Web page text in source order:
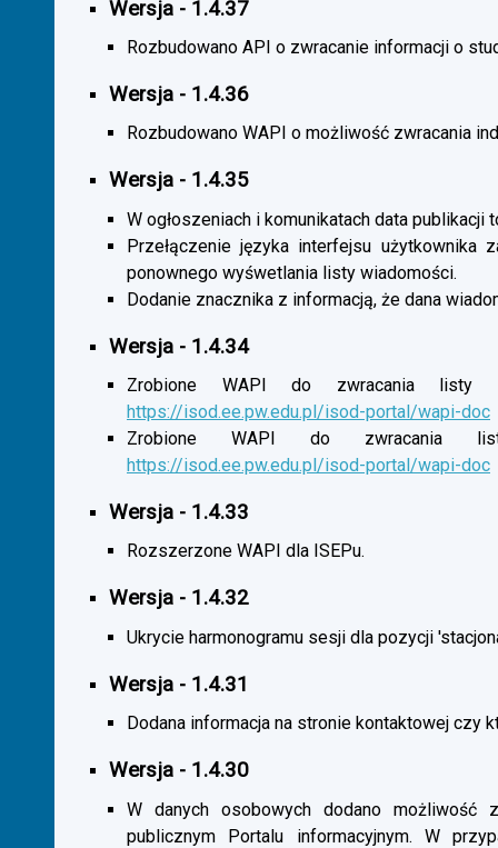
Wersja - 1.4.37
Rozbudowano API o zwracanie informacji o
Wersja - 1.4.36
Rozbudowano WAPI o możliwość zwracania
Wersja - 1.4.35
W ogłoszeniach i komunikatach data
Przełączenie języka interfejsu użytkownika
ponownego wyśwetlania listy wiadomości.
Dodanie znacznika z informacją, że dana
Wersja - 1.4.34
Zrobione WAPI do zwracania listy
https://isod.ee.pw.edu.pl/isod-portal/wapi-doc
Zrobione WAPI do zwracania listy
https://isod.ee.pw.edu.pl/isod-portal/wapi-doc
Wersja - 1.4.33
Rozszerzone WAPI dla ISEPu.
Wersja - 1.4.32
Ukrycie harmonogramu sesji dla pozycji
Wersja - 1.4.31
Dodana informacja na stronie kontaktowej czy
Wersja - 1.4.30
W danych osobowych dodano możliwość
publicznym Portalu informacyjnym. W